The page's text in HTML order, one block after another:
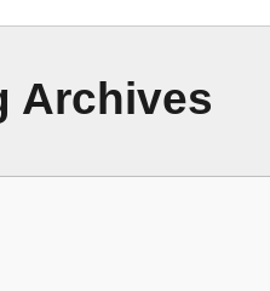
Archives: